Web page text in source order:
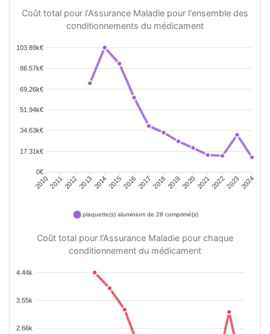
Coût total pour l'Assurance Maladie pour l'ensemble des
conditionnements du médicament
103.89k€
86.57k€
69.26k€
51.94k€
34.63k€
17.31k€
0€
201020112012201320142015201620172018201920202021202220232024
plaquette(s) aluminium de 28 comprimé(s)
Coût total pour l'Assurance Maladie pour chaque
conditionnement du médicament
4.44k
3.55k
2.66k